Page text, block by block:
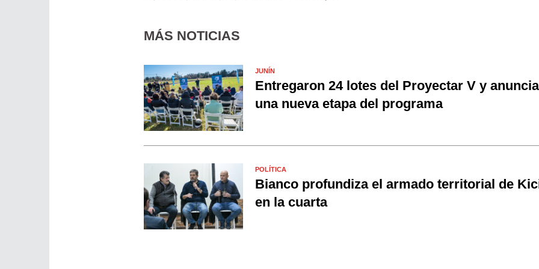
MÁS NOTICIAS
JUNÍN
Entregaron 24 lotes del Proyectar V y
una nueva etapa del programa
POLÍTICA
Bianco profundiza el armado territorial de
en la cuarta